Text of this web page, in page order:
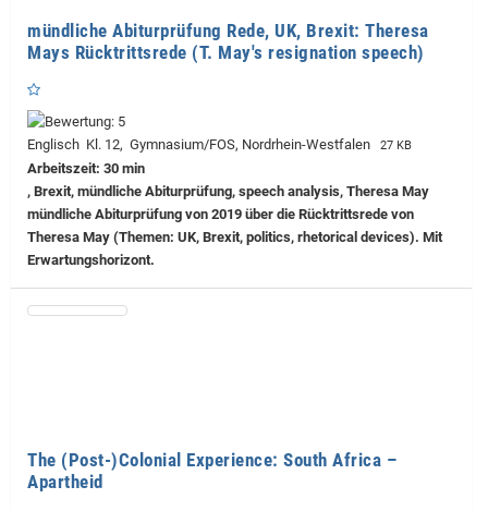
mündliche Abiturprüfung Rede, UK, Brexit: Theresa
Mays Rücktrittsrede (T. May's resignation speech)
Englisch Kl. 12, Gymnasium/FOS, Nordrhein-Westfalen 27 KB
Arbeitszeit: 30 min
, Brexit, mündliche Abiturprüfung, speech analysis, Theresa May
mündliche Abiturprüfung von 2019 über die Rücktrittsrede von
Theresa May (Themen: UK, Brexit, politics, rhetorical devices). Mit
Erwartungshorizont.
The (Post-)Colonial Experience: South Africa –
Apartheid